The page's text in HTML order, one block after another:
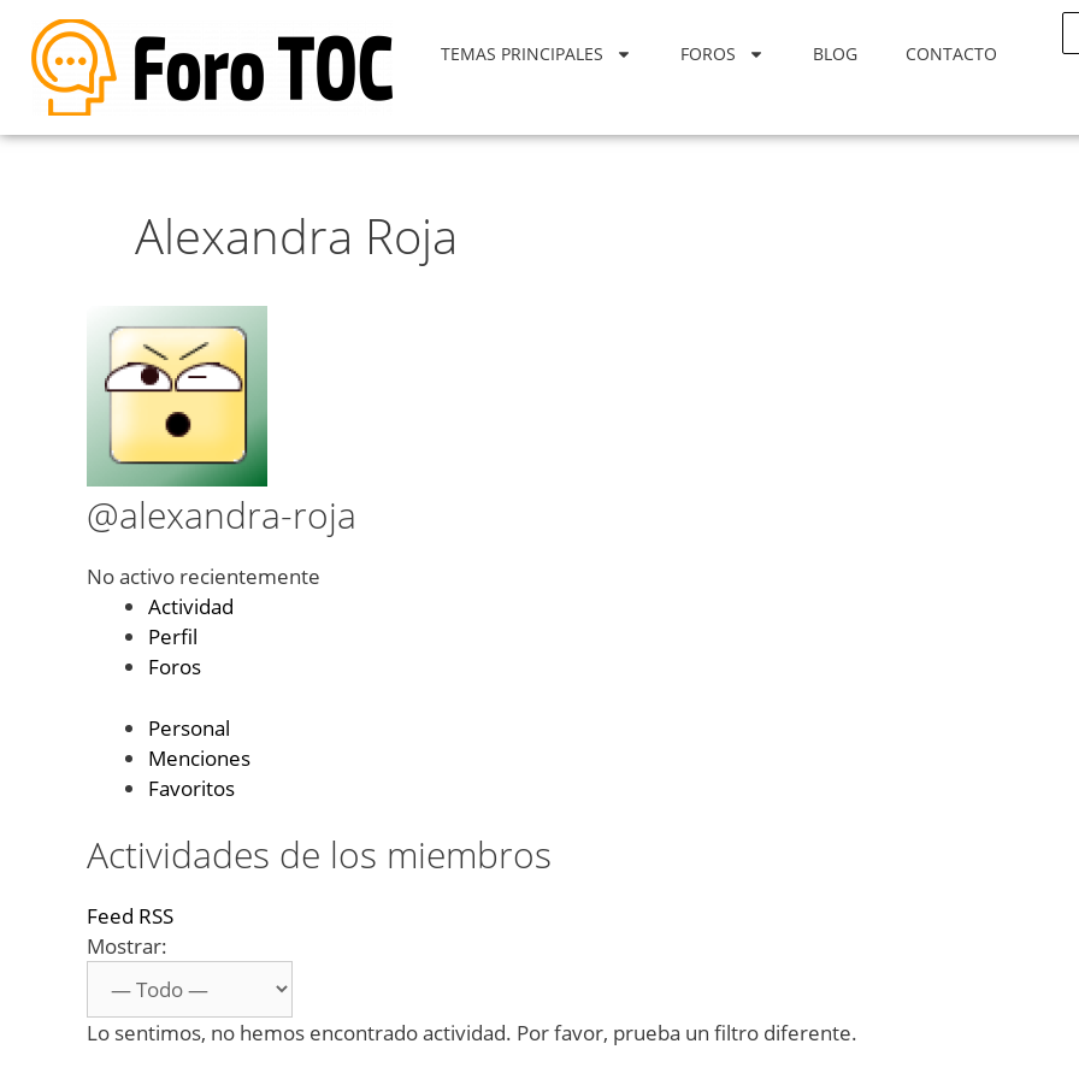
TEMAS PRINCIPALES FOROS BLOG CONTACTO
Alexandra Roja
@alexandra-roja
No activo recientemente
Actividad
Perfil
Foros
Personal
Menciones
Favoritos
Actividades de los miembros
Feed RSS
Mostrar:
Lo sentimos, no hemos encontrado actividad. Por favor, prueba un filtro diferente.